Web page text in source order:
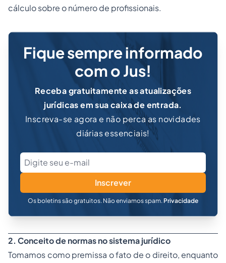
cálculo sobre o número de profissionais.
Fique sempre informado
com o Jus!
Receba gratuitamente as atualizações
jurídicas em sua caixa de entrada.
Inscreva-se agora e não perca as novidades
diárias essenciais!
Inscrever
Os boletins são gratuitos. Não enviamos spam. Privacidade
2. Conceito de normas no sistema jurídico
Tomamos como premissa o fato de o direito, enquanto